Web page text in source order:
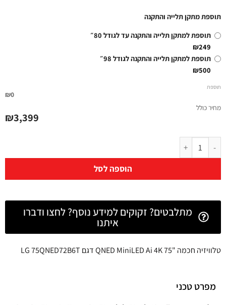
תוספת מתקן תלייה והתקנה
תוספת למתקן תלייה והתקנה עד לגודל 80״
₪249
תוספת למתקן תלייה והתקנה לגודל 98״
₪500
תוספת
₪0
מחיר כולל
₪3,399
הוספה לסל
מתלבטים? זקוקים למידע נוסף? לחצו ודברו
איתנו
טלוויזיה חכמה "75 QNED MiniLED Ai 4K דגם LG 75QNED72B6T
מפרט טכני